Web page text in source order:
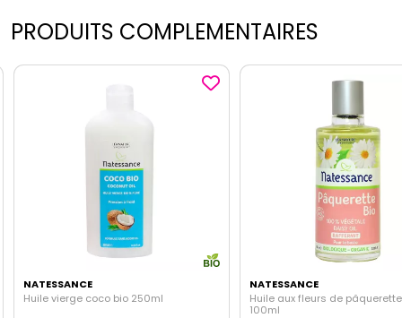
PRODUITS COMPLEMENTAIRES
NATESSANCE
Huile vierge coco bio 250ml
NATESSANCE
Huile aux fleurs de
100ml